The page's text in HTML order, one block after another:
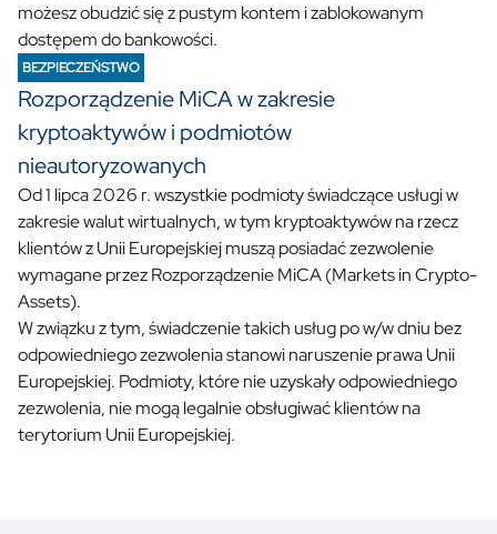
możesz obudzić się z pustym kontem i zablokowanym
dostępem do bankowości.
BEZPIECZEŃSTWO
Rozporządzenie MiCA w zakresie
kryptoaktywów i podmiotów
nieautoryzowanych
Od 1 lipca 2026 r. wszystkie podmioty świadczące usługi w
zakresie walut wirtualnych, w tym kryptoaktywów na rzecz
klientów z Unii Europejskiej muszą posiadać zezwolenie
wymagane przez Rozporządzenie MiCA (Markets in Crypto-
Assets).
W związku z tym, świadczenie takich usług po w/w dniu bez
odpowiedniego zezwolenia stanowi naruszenie prawa Unii
Europejskiej. Podmioty, które nie uzyskały odpowiedniego
zezwolenia, nie mogą legalnie obsługiwać klientów na
terytorium Unii Europejskiej.